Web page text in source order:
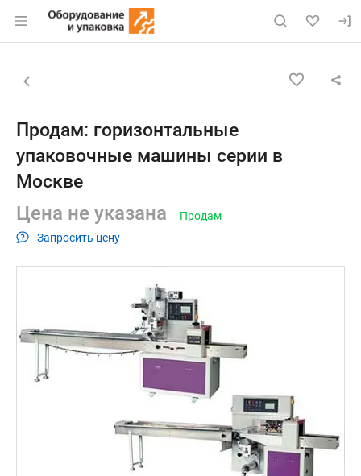
Раздел навигации по сайту eqinfo.ru
Объявление: Продам:
Навигация и управление объявлением
Назад к списку объявлений
Продам: горизонтальные
упаковочные машины серии в
Москве
Цена не указана
Запросить цену
Продам